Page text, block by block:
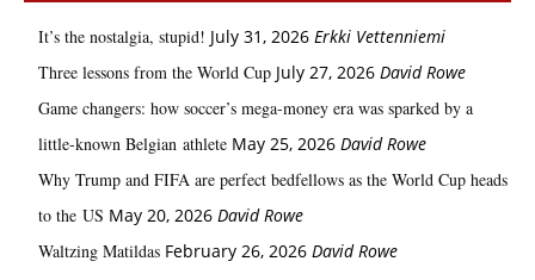
It’s the nostalgia, stupid! July 31, 2026 Erkki Vetten­­niemi
Three lessons from the World Cup July 27, 2026 David Rowe
Game changers: how soccer’s mega‑money era was sparked by a
little‑known Belgian athlete May 25, 2026 David Rowe
Why Trump and FIFA are perfect bedfellows as the World Cup heads
to the US May 20, 2026 David Rowe
Waltzing Matildas February 26, 2026 David Rowe